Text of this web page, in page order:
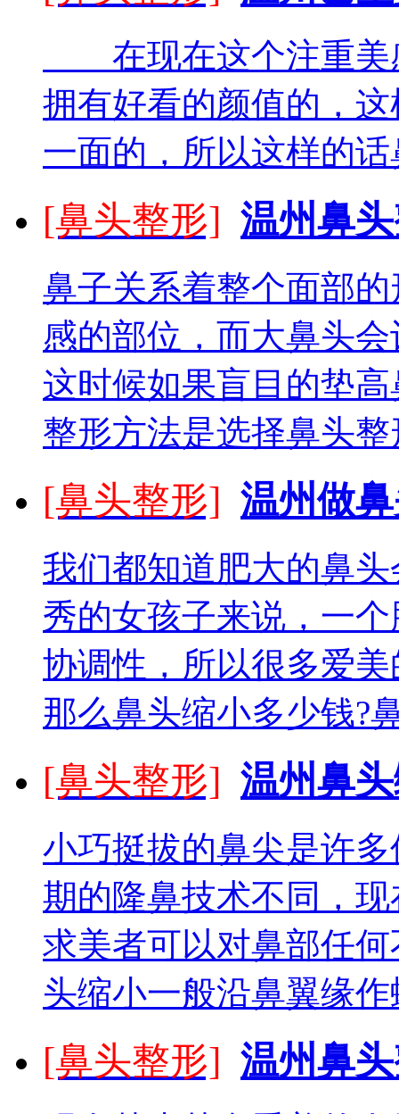
在现在这个注重美
拥有好看的颜值的，
一面的，所以这样的
[鼻头整形] 温州鼻
鼻子关系着整个面部
感的部位，而大鼻头
这时候如果盲目的垫
整形方法是选择鼻头
[鼻头整形] 温州做
我们都知道肥大的鼻
秀的女孩子来说，一
协调性，所以很多爱
那么鼻头缩小多少钱?
[鼻头整形] 温州鼻
小巧挺拔的鼻尖是许
期的隆鼻技术不同，
求美者可以对鼻部任
头缩小一般沿鼻翼缘
[鼻头整形] 温州鼻